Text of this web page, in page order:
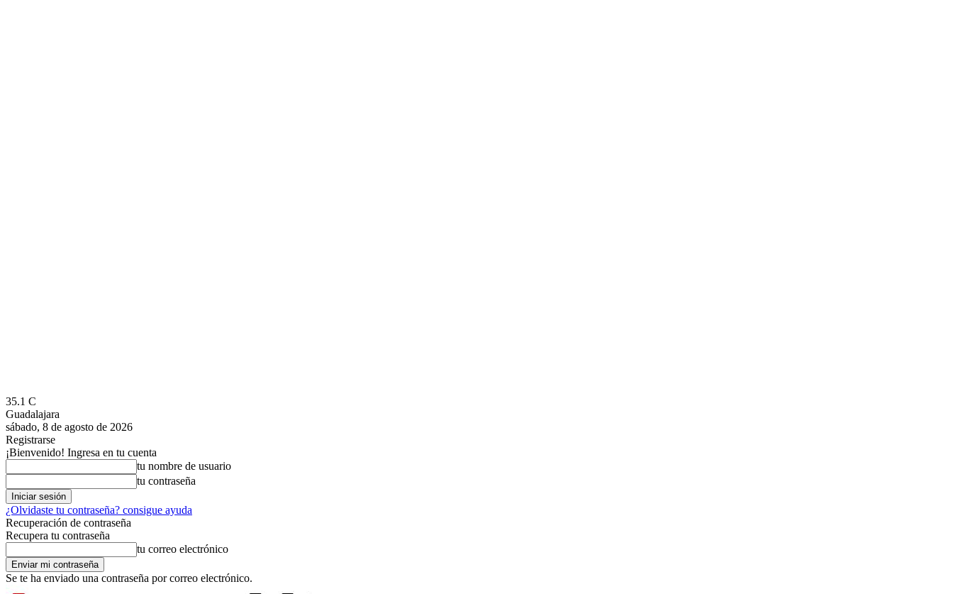
35.1 C
Guadalajara
sábado, 8 de agosto de 2026
Registrarse
¡Bienvenido! Ingresa en tu cuenta
tu nombre de usuario
tu contraseña
¿Olvidaste tu contraseña? consigue ayuda
Recuperación de contraseña
Recupera tu contraseña
tu correo electrónico
Se te ha enviado una contraseña por correo electrónico.